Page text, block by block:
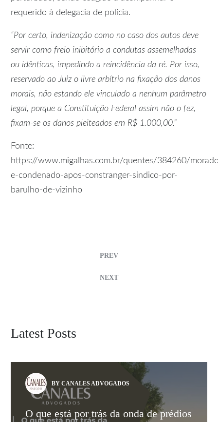
requerido à delegacia de polícia.
“Por certo, indenização como no caso dos autos deve
servir como freio inibitório a condutas assemelhadas
ou idênticas, impedindo a reincidência da ré. Por isso,
reservado ao Juiz o livre arbítrio na fixação dos danos
morais, não estando ele vinculado a nenhum parâmetro
legal, porque a Constituição Federal assim não o fez,
fixam-se os danos pleiteados em R$ 1.000,00.”
Fonte:
https://www.migalhas.com.br/quentes/384260/
e-condenado-apos-constranger-sindico-por-
barulho-de-vizinho
PREV
NEXT
Latest Posts
BY CANALES ADVOGADOS
O que está por trás da onda de prédios